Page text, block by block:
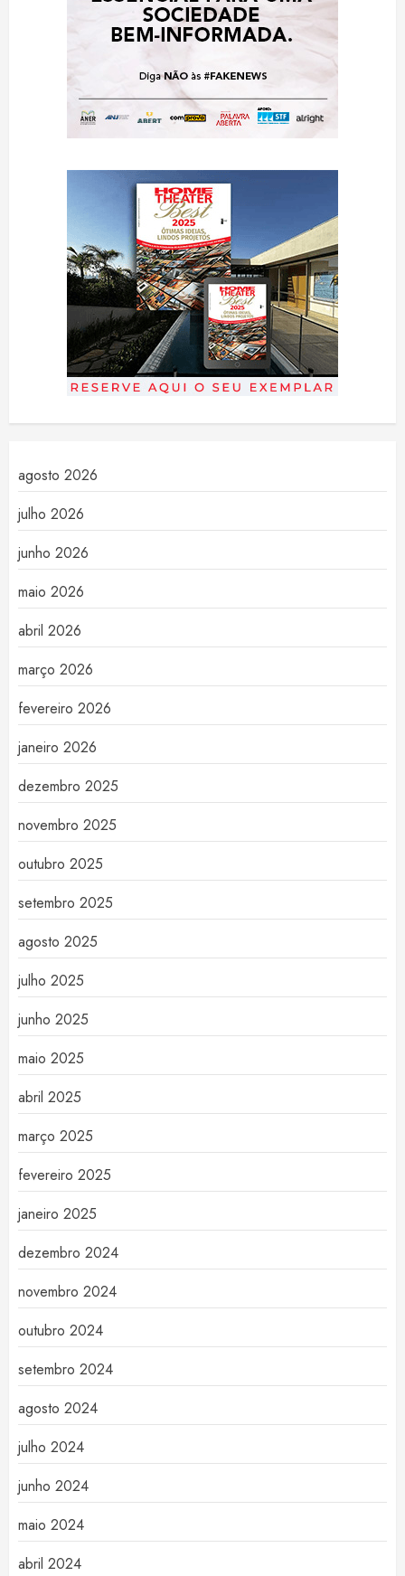
agosto 2026
julho 2026
junho 2026
maio 2026
abril 2026
março 2026
fevereiro 2026
janeiro 2026
dezembro 2025
novembro 2025
outubro 2025
setembro 2025
agosto 2025
julho 2025
junho 2025
maio 2025
abril 2025
março 2025
fevereiro 2025
janeiro 2025
dezembro 2024
novembro 2024
outubro 2024
setembro 2024
agosto 2024
julho 2024
junho 2024
maio 2024
abril 2024